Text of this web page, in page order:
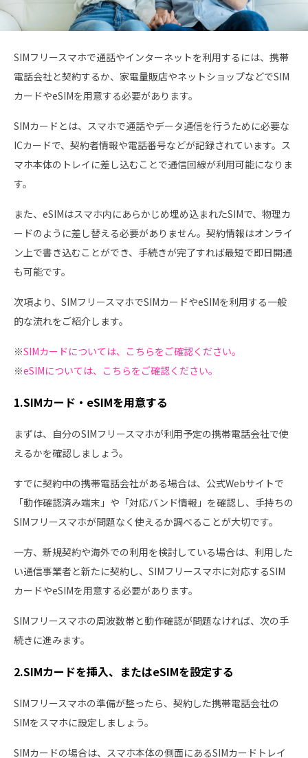
SIMフリースマホで通話やインターネットを利用するには、携帯
電話会社と契約するか、家電量販店やネットショップなどでSIM
カードやeSIMを用意する必要があります。
SIMカードとは、スマホで通話やデータ通信を行うために必要な
ICカードで、契約者情報や電話番号などが記録されています。ス
マホ本体のトレイに差し込むことで通信回線が利用可能になりま
す。
また、eSIMはスマホ内にあらかじめ埋め込まれたSIMで、物理カ
ードのように差し替える必要がありません。契約情報はオンライ
ン上で書き込むことができ、手続きが完了すれば最短で即日開通
も可能です。
次項より、SIMフリースマホでSIMカードやeSIMを利用する一般
的な流れをご紹介します。
※SIMカードについては、こちらをご確認ください。
※eSIMについては、こちらをご確認ください。
1.SIMカード・eSIMを用意する
まずは、自分のSIMフリースマホが利用予定の携帯電話会社で使
えるかを確認しましょう。
すでに契約中の携帯電話会社がある場合は、公式Webサイトで
「動作確認済み端末」や「対応バンド情報」を確認し、手持ちの
SIMフリースマホが問題なく使えるか調べることが大切です。
一方、新規契約や海外での利用を検討している場合は、利用した
い通信事業者と新たに契約し、SIMフリースマホに対応するSIM
カードやeSIMを用意する必要があります。
SIMフリースマホの周波数帯と動作確認が問題なければ、次の手
続きに進みます。
2.SIMカードを挿入、またはeSIMを設定する
SIMフリースマホの準備が整ったら、契約した携帯電話会社の
SIMをスマホに設定しましょう。
SIMカードの場合は、スマホ本体の側面にあるSIMカードトレイ